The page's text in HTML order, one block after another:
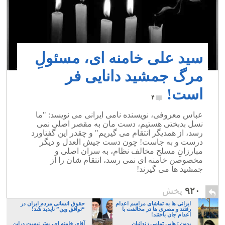
سید علی خامنه ای، مسئولِ
مرگ جمشید دانایی فر
است!
۴
عباس معروفی، نویسنده نامی ایرانی می نویسد: "ما
نسل بدبختی هستیم، دست مان به مقصر اصلی نمی
رسد، از همدیگر انتقام می گیریم" و چقدر این گفتاورد
درست و به جاست! چون دست جیش العدل و دیگر
مبارزانِ مسلح مخالف نظام، به سران اصلی و
مخصوصن خامنه ای نمی رسد، انتقام شان را از
جمشید ها می گیرند!
۹۲۰ پخش
ایرانی ها به تماشای مراسم اعدام
رفتند و مصری ها در مخالفت با
اعدام جان باختند!
حقوق انسانی مردم ایران در
“توافق وین” ناپدید شُد!
بدونِ رَهایی تَمامی زندانیانِ
آقای خامنه ای، بهتر نیست دراین